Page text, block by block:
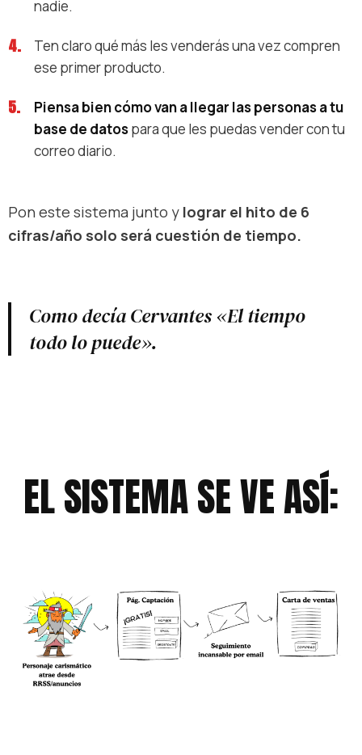
nadie.
Ten claro qué más les venderás una vez compren
ese primer producto.
Piensa bien cómo van a llegar las personas a tu
base de datospara que les puedas vender con tu
correo diario.
Pon este sistema junto y lograr el hito de 6
cifras/año solo será cuestión de tiempo.
Como decía Cervantes«El tiempo
todo lo puede».
EL SISTEMA SE VE ASÍ: